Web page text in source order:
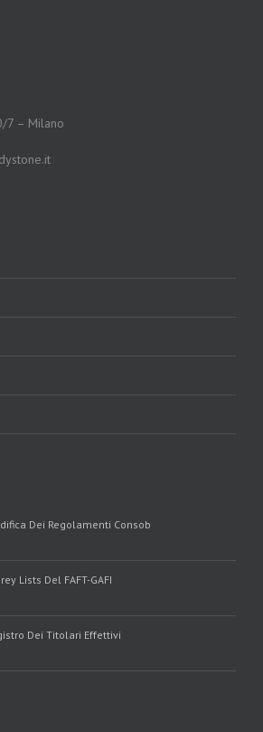
7 – Milano
Dei Regolamenti Consob
Lists Del FAFT-GAFI
Dei Titolari Effettivi